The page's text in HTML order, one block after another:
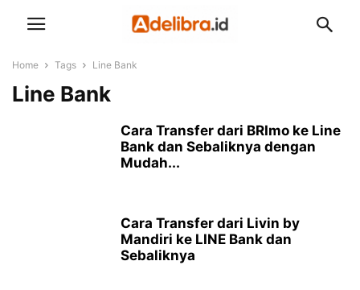
Home Tags Line Bank
Line Bank
Cara Transfer dari BRImo ke Line
Bank dan Sebaliknya dengan
Mudah...
Cara Transfer dari Livin by
Mandiri ke LINE Bank dan
Sebaliknya